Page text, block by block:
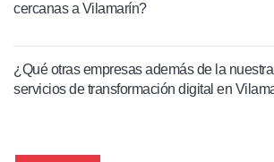
cercanas a Vilamarín?
¿Qué otras empresas además de la
servicios de transformación digital en